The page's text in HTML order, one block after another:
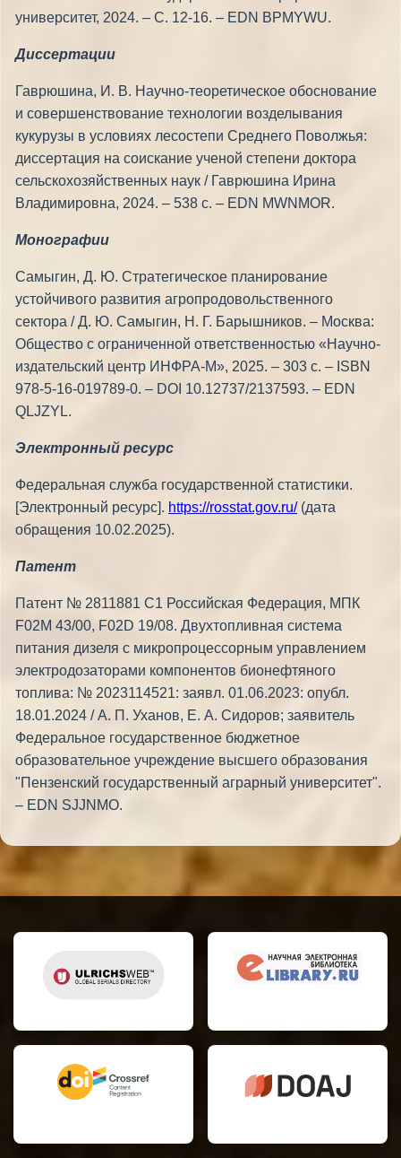
университет, 2024. – С. 12-16. – EDN BPMYWU.
Диссертации
Гаврюшина, И. В. Научно-теоретическое обоснование
и совершенствование технологии возделывания
кукурузы в условиях лесостепи Среднего Поволжья:
диссертация на соискание ученой степени доктора
сельскохозяйственных наук / Гаврюшина Ирина
Владимировна, 2024. – 538 с. – EDN MWNMOR.
Монографии
Самыгин, Д. Ю. Стратегическое планирование
устойчивого развития агропродовольственного
сектора / Д. Ю. Самыгин, Н. Г. Барышников. – Москва:
Общество с ограниченной ответственностью «Научно-
издательский центр ИНФРА-М», 2025. – 303 с. – ISBN
978-5-16-019789-0. – DOI 10.12737/2137593. – EDN
QLJZYL.
Электронный ресурс
Федеральная служба государственной статистики.
[Электронный ресурс]. https://rosstat.gov.ru/(дата
обращения 10.02.2025).
Патент
Патент № 2811881 C1 Российская Федерация, МПК
F02M 43/00, F02D 19/08. Двухтопливная система
питания дизеля с микропроцессорным управлением
электродозаторами компонентов бионефтяного
топлива: № 2023114521: заявл. 01.06.2023: опубл.
18.01.2024 / А. П. Уханов, Е. А. Сидоров; заявитель
Федеральное государственное бюджетное
образовательное учреждение высшего образования
"Пензенский государственный аграрный университет".
– EDN SJJNMO.